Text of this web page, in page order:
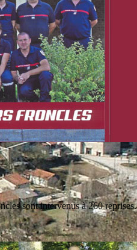
sont intervenus à 260 reprises.